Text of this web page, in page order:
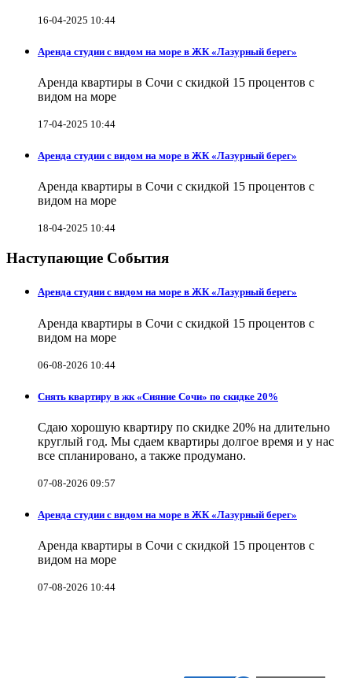
16-04-2025 10:44
Аренда студии с видом на море в ЖК «Лазурный берег»
Аренда квартиры в Сочи с скидкой 15 процентов с
видом на море
17-04-2025 10:44
Аренда студии с видом на море в ЖК «Лазурный берег»
Аренда квартиры в Сочи с скидкой 15 процентов с
видом на море
18-04-2025 10:44
Наступающие События
Аренда студии с видом на море в ЖК «Лазурный берег»
Аренда квартиры в Сочи с скидкой 15 процентов с
видом на море
06-08-2026 10:44
Снять квартиру в жк «Сияние Сочи» по скидке 20%
Сдаю хорошую квартиру по скидке 20% на длительно
круглый год. Мы сдаем квартиры долгое время и у нас
все спланировано, а также продумано.
07-08-2026 09:57
Аренда студии с видом на море в ЖК «Лазурный берег»
Аренда квартиры в Сочи с скидкой 15 процентов с
видом на море
07-08-2026 10:44